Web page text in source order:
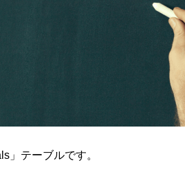
」テーブルです。